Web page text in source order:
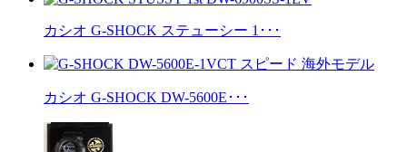
カシオ G-SHOCK ステューシー 1･･･
カシオ G-SHOCK DW-5600E･･･